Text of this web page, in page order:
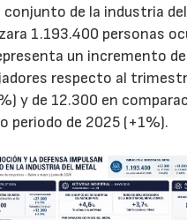
conjunto de la industria
1.193.400 personas
un incremento
respecto al
y de 12.300 en
periodo de 2025 (+1%).